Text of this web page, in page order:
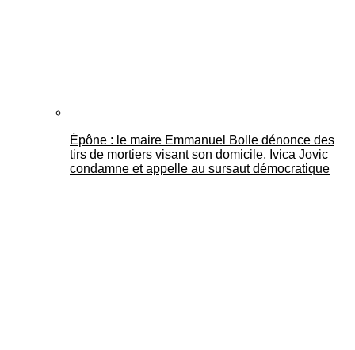
Épône : le maire Emmanuel Bolle dénonce des
tirs de mortiers visant son domicile, Ivica Jovic
condamne et appelle au sursaut démocratique